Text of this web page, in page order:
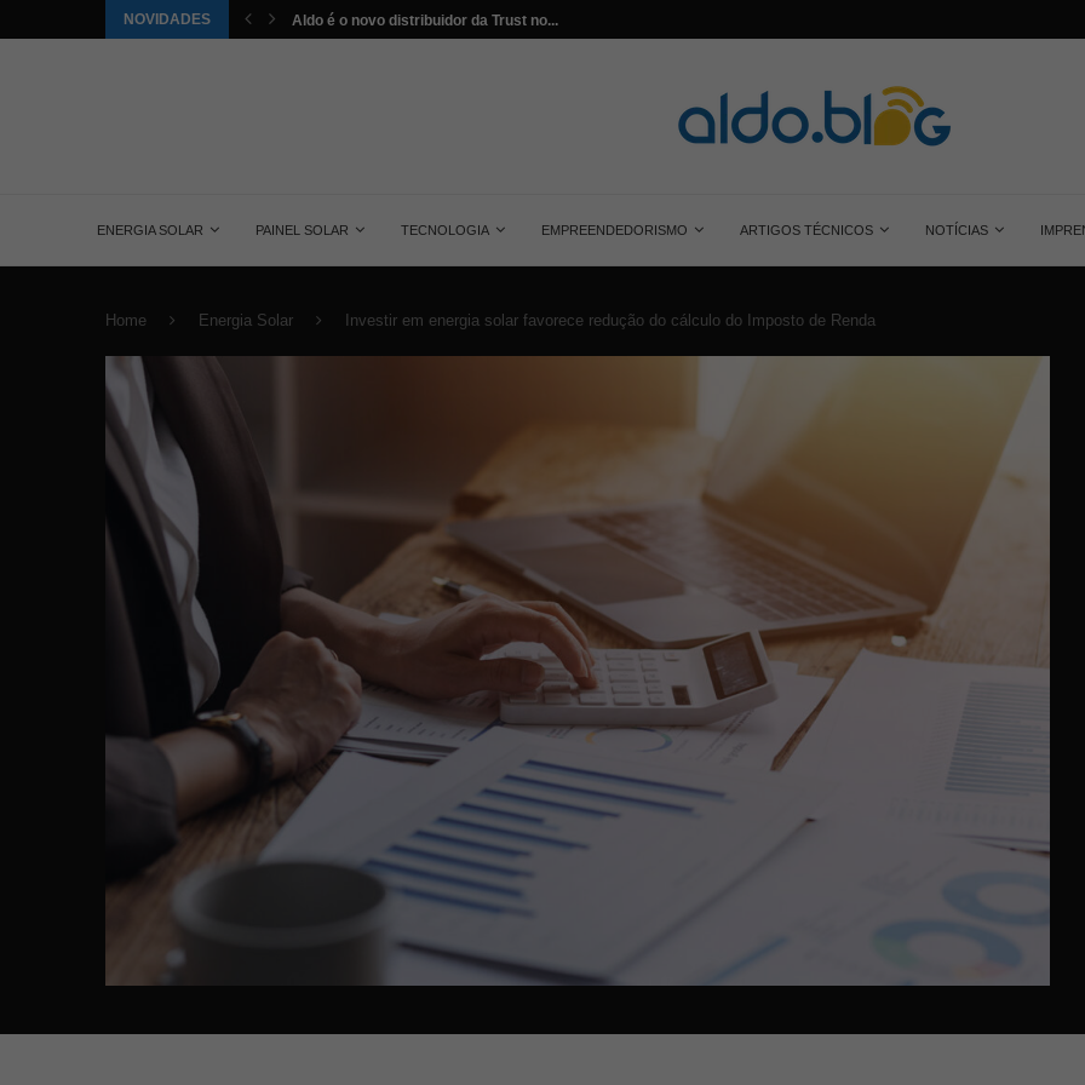
NOVIDADES Saiba tudo sobre o painel solar monocristalino
ENERGIA SOLAR PAINEL SOLAR TECNOLOGIA EMPREENDEDORISMO ARTIGOS TÉCNICOS NOTÍCIAS
Home Energia Solar Investir em energia solar favorece redução do cálculo do Imposto de Renda